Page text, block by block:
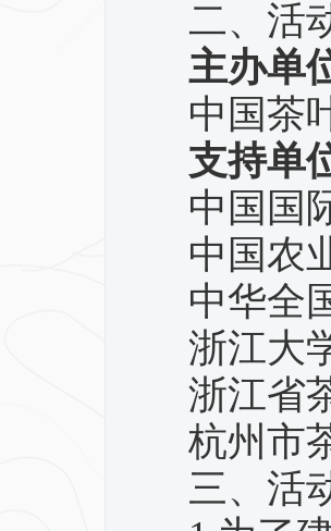
二、活
主办单
中国茶
支持单
中国国
中国农
中华全
浙江大
浙江省
杭州市
三、活